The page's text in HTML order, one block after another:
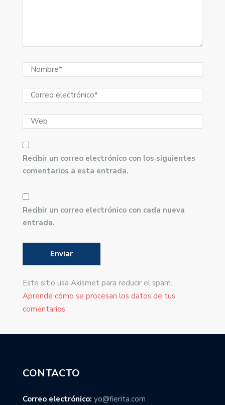
Recibir un correo electrónico con los siguientes
comentarios a esta entrada.
Recibir un correo electrónico con cada nueva
entrada.
Este sitio usa Akismet para reducir el spam.
Aprende cómo se procesan los datos de tus
comentarios.
CONTACTO
Correo electrónico: yo@fierita.com